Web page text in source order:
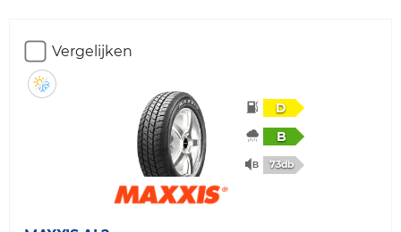
Vergelijken
D
B
73db